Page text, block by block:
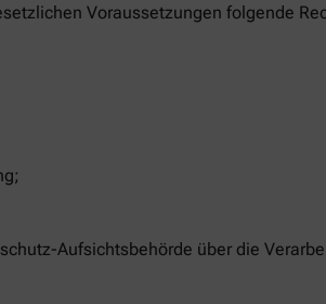
Voraussetzungen folgende
Aufsichtsbehörde über die